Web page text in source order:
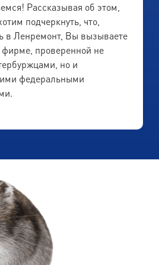
Рассказывая об этом,
подчеркнуть, что,
в Ленремонт, Вы вызываете
фирме, проверенной не
но и
федеральными